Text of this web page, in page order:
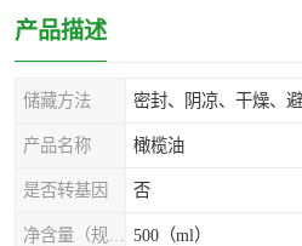
产品描述
储藏方法 密封、阴凉、干燥、
产品名称 橄榄油
是否转基因 否
500（ml）